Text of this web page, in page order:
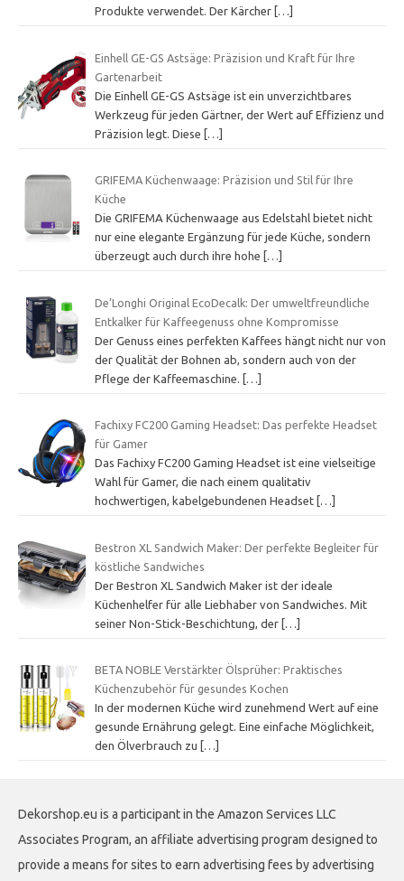
Produkte verwendet. Der Kärcher […]
Einhell GE-GS Astsäge: Präzision und Kraft für Ihre
Gartenarbeit
Die Einhell GE-GS Astsäge ist ein unverzichtbares
Werkzeug für jeden Gärtner, der Wert auf Effizienz und
Präzision legt. Diese […]
GRIFEMA Küchenwaage: Präzision und Stil für Ihre
Küche
Die GRIFEMA Küchenwaage aus Edelstahl bietet nicht
nur eine elegante Ergänzung für jede Küche, sondern
überzeugt auch durch ihre hohe
[…]
De’Longhi Original EcoDecalk: Der umweltfreundliche
Entkalker für Kaffeegenuss ohne Kompromisse
Der Genuss eines perfekten Kaffees hängt nicht nur von
der Qualität der Bohnen ab, sondern auch von der
Pflege der Kaffeemaschine.
[…]
Fachixy FC200 Gaming Headset: Das perfekte Headset
für Gamer
Das Fachixy FC200 Gaming Headset ist eine vielseitige
Wahl für Gamer, die nach einem qualitativ
hochwertigen, kabelgebundenen Headset […]
Bestron XL Sandwich Maker: Der perfekte Begleiter für
köstliche Sandwiches
Der Bestron XL Sandwich Maker ist der ideale
Küchenhelfer für alle Liebhaber von Sandwiches. Mit
seiner Non-Stick-Beschichtung, der […]
BETA NOBLE Verstärkter Ölsprüher: Praktisches
Küchenzubehör für gesundes Kochen
In der modernen Küche wird zunehmend Wert auf eine
gesunde Ernährung gelegt. Eine einfache Möglichkeit,
den Ölverbrauch zu
[…]
Dekorshop.eu is a participant in the Amazon Services LLC
Associates Program, an affiliate advertising program designed to
provide a means for sites to earn advertising fees by advertising